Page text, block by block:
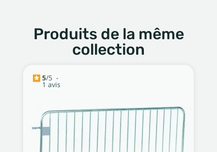
Produits de la même
collection
5/5 -
1 avis